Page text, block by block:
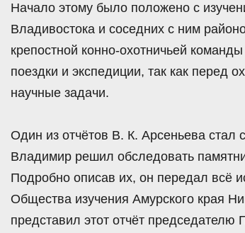
Начало этому было положено с
Владивостока и соседних с ним
крепостной конно-охотничьей
поездки и экспедиции, так как перед
научные задачи.
Один из отчётов В. К. Арсеньева
Владимир решил обследовать
Подробно описав их, он передал всё
Общества изучения Амурского края
представил этот отчёт председателю